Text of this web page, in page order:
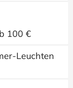
100 €
Leuchten